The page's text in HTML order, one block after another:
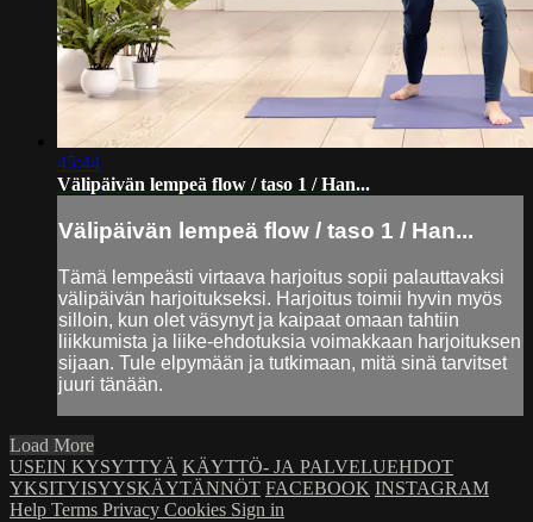
45:44
Välipäivän lempeä flow / taso 1 / Han...
Välipäivän lempeä flow / taso 1 / Han...
Tämä lempeästi virtaava harjoitus sopii palauttavaksi
välipäivän harjoitukseksi. Harjoitus toimii hyvin myös
silloin, kun olet väsynyt ja kaipaat omaan tahtiin
liikkumista ja liike-ehdotuksia voimakkaan harjoituksen
sijaan. Tule elpymään ja tutkimaan, mitä sinä tarvitset
juuri tänään.
Load More
USEIN KYSYTTYÄ KÄYTTÖ- JA PALVELUEHDOT
YKSITYISYYSKÄYTÄNNÖT FACEBOOK INSTAGRAM
Help Terms Privacy Cookies Sign in